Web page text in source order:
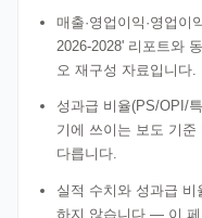
매출·영업이익·영업
2026-2028' 리포트와
오 재구성 자료입니다.
성과급 비율(PS/OPI/
기에 쓰이는 보도 기준
다릅니다.
실적 수치와 성과급
하지 않습니다 — 이 페